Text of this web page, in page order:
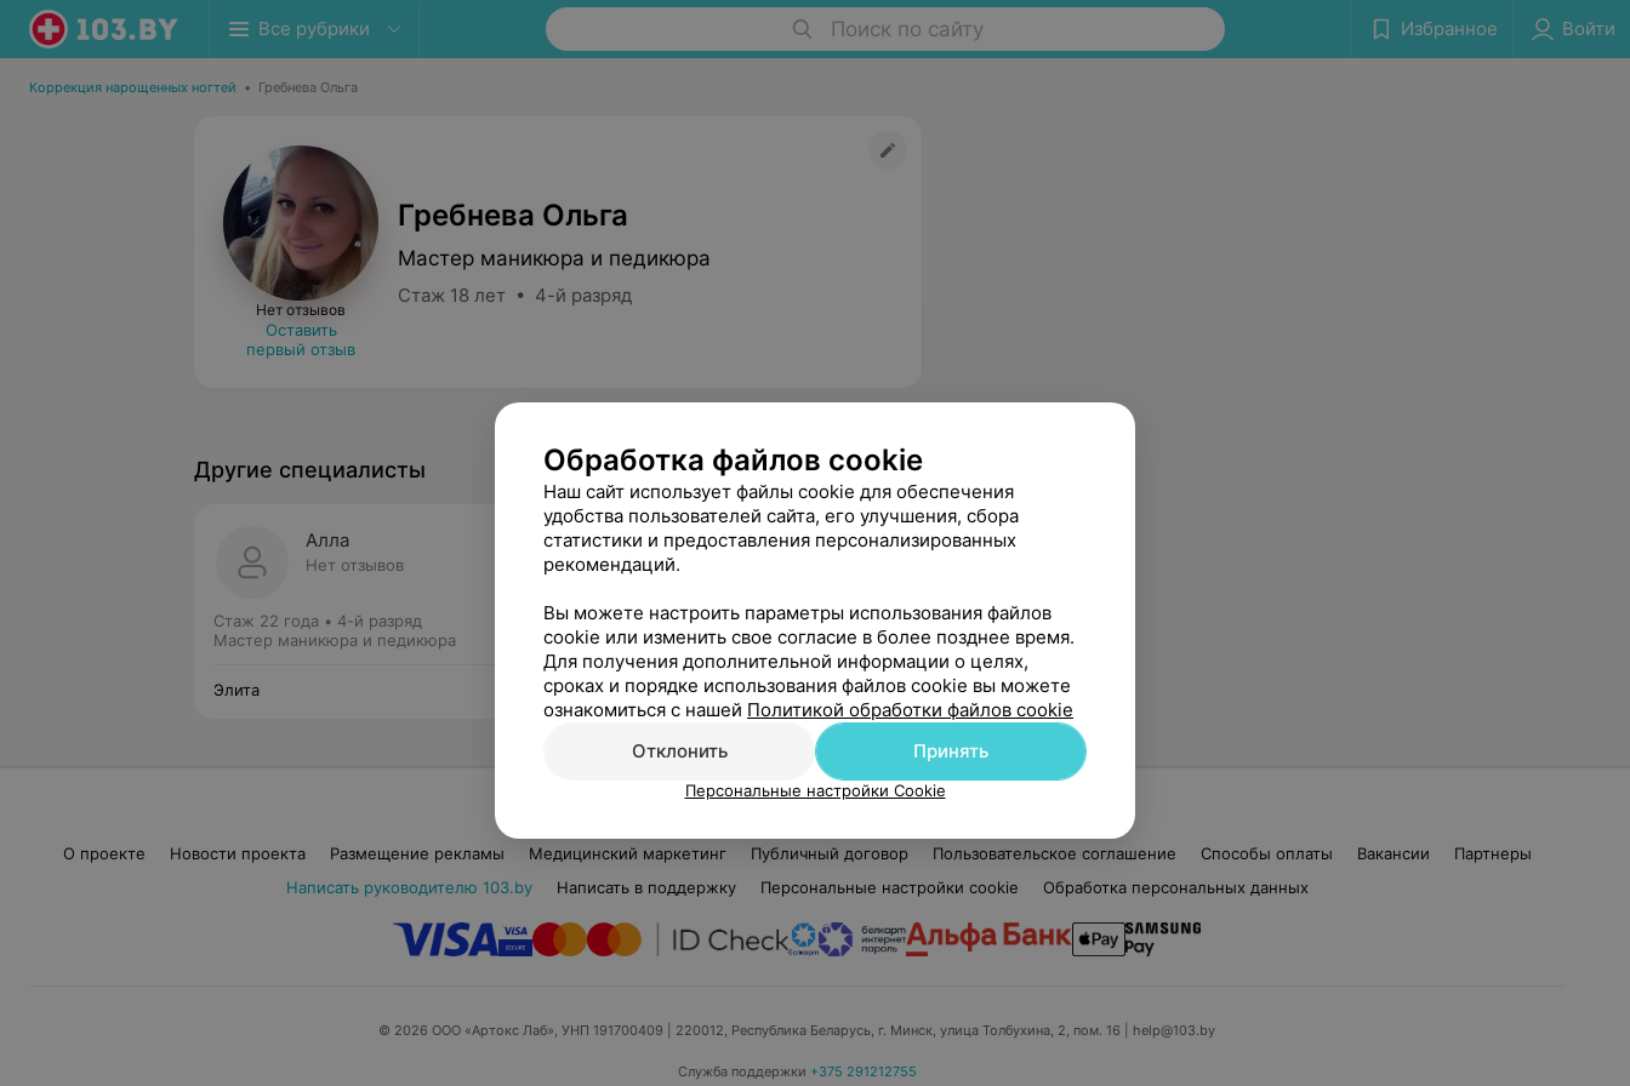
Все рубрики Поиск по сайту Избранное Войти
Коррекция нарощенных ногтей • Гребнева Ольга
Нет отзывов
Оставить
первый отзыв
Гребнева Ольга
Мастер маникюра и педикюра
Стаж 18 лет • 4-й разряд
Другие специалисты
Алла
Нет отзывов
Стаж 22 года • 4-й разряд
Мастер маникюра и педикюра
Элита
Виктория
Стаж 7 лет• 3-й разряд
Мастер маникюра и педикюра
Элита
О проекте Новости проекта Размещение рекламы Медицинский маркетинг Публичный договор Пользовательское соглашение Способы оплаты Вакансии
Партнеры
Написать руководителю 103.by
Написать в поддержку Персональные настройки cookie Обработка персональных данных
© 2026 ООО «Артокс Лаб», УНП 191700409 | 220012, Республика Беларусь, г. Минск, улица Толбухина, 2, пом. 16 | help@103.by
Служба поддержки +375 291212755
Обработка файлов cookie
Наш сайт использует файлы cookie для обеспечения
удобства пользователей сайта, его улучшения, сбора
статистики и предоставления персонализированных
рекомендаций.
Вы можете настроить параметры использования файлов
cookie или изменить свое согласие в более позднее время.
Для получения дополнительной информации о целях,
сроках и порядке использования файлов cookie вы можете
ознакомиться с нашей Политикой обработки файлов cookie
Отклонить
Принять
Персональные настройки Cookie